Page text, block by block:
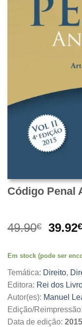
Código Penal
49.90€
O
39.92€
Em stock (pode ser
Temática: Direito,
Editora: Rei dos
Autor(es): Manuel
Edição/Reimpressão:
Data de edição: 2015